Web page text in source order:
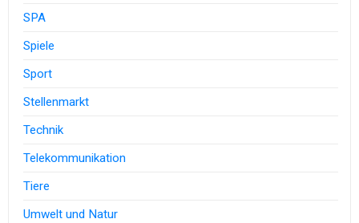
SPA
Spiele
Sport
Stellenmarkt
Technik
Telekommunikation
Tiere
Umwelt und Natur